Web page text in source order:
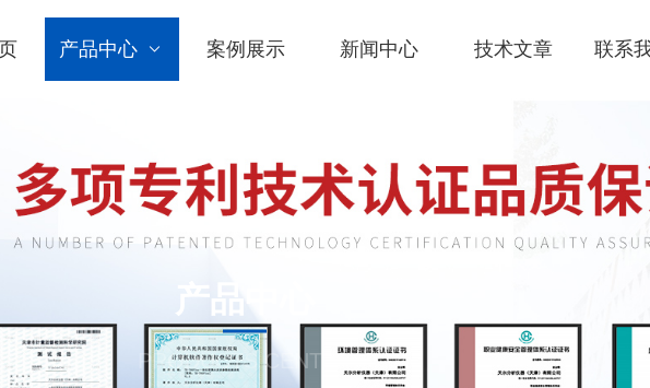
产品中心 案例展示 新闻中心 技术文章 联系
产品中心
PRODUCTS CENTER